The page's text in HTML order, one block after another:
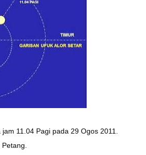
11.04 Pagi pada 29 Ogos 2011.